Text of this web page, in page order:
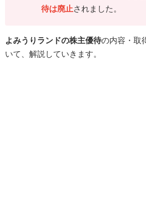
待は廃止されました。
よみうりランドの株主優待の内容・取
いて、解説していきます。